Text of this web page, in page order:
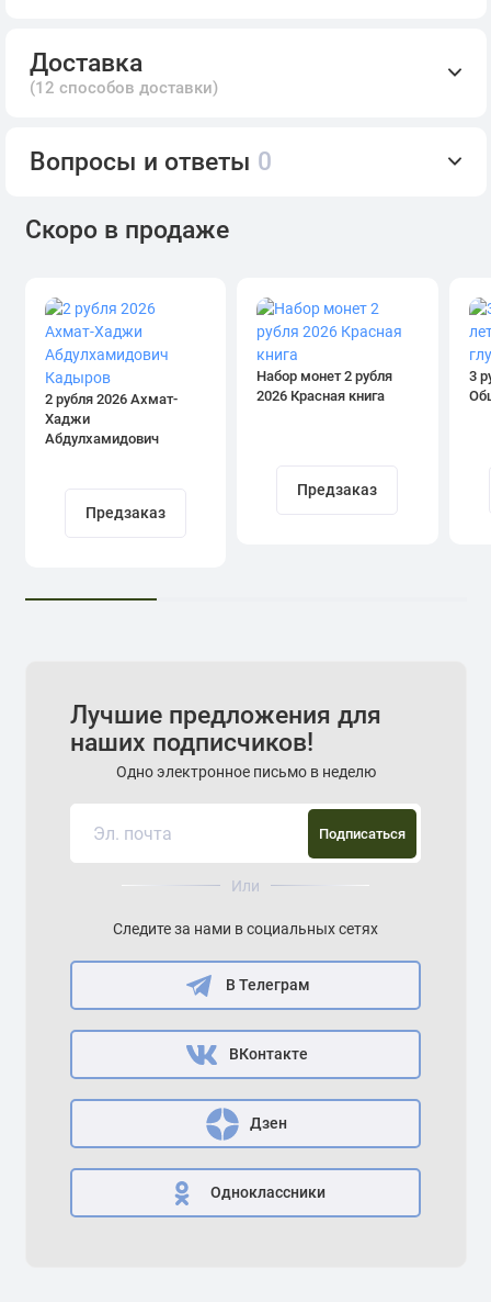
Доставка
(12 способов доставки)
Вопросы и ответы 0
Скоро в продаже
2 рубля 2026 Ахмат-
Хаджи
Абдулхамидович
Предзаказ
Набор монет 2 рубля
2026 Красная книга
Предзаказ
3
Лучшие предложения для
наших подписчиков!
Одно электронное письмо в неделю
Подписаться
Или
Следите за нами в социальных сетях
В Телеграм
ВКонтакте
Дзен
Одноклассники